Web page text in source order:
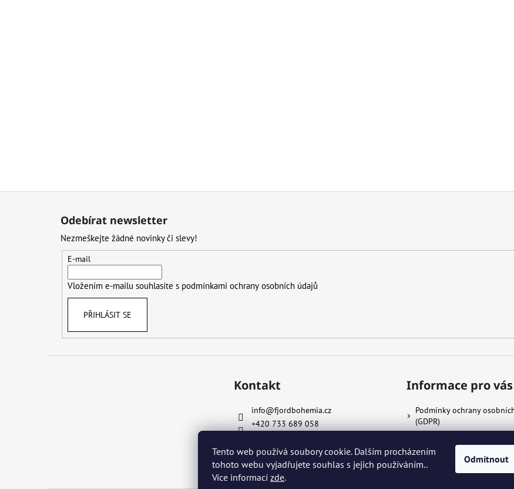
Tento web používá soubory cookie. Dalším procházením
tohoto webu vyjadřujete souhlas s jejich používáním..
Více informací zde.
Odmítnout
Z
Odebírat newsletter
Nezmeškejte žádné novinky či slevy!
E-mail
Vložením e-mailu souhlasíte s podmínkami ochrany osobních údajů
PŘIHLÁSIT SE
Kontakt
info@fjordbohemia.cz
+420 733 689 058
Informace pro vás
Podmínky ochrany
(GDPR)
Velkoodběratelé
Reklamace a vratky